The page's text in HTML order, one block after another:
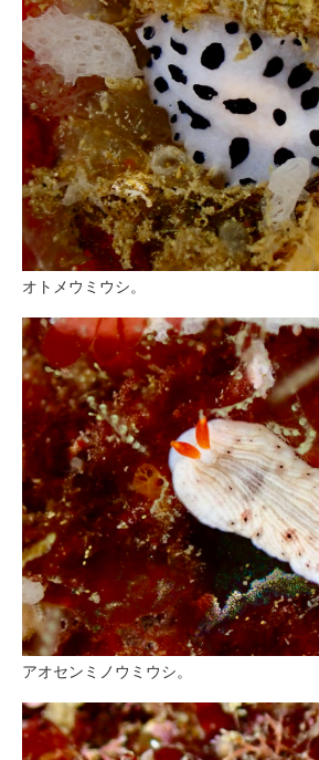
オトメウミウシ。
アオセンミノウミウシ。